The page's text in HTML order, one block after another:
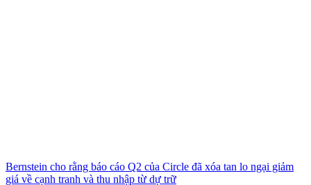
Bernstein cho rằng báo cáo Q2 của Circle đã xóa tan lo ngại giảm
giá về cạnh tranh và thu nhập từ dự trữ